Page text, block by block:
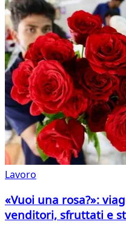
Lavoro
«Vuoi una rosa?»:
venditori, sfruttati e